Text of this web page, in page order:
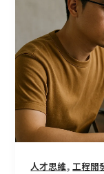
人才思維, 工程開
改
寫
後
端
工
程
師
培